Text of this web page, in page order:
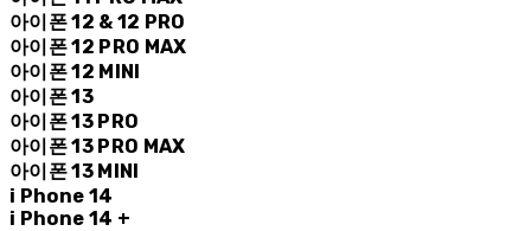
아이폰 12 & 12 PRO
아이폰 12 PRO MAX
아이폰 12 MINI
아이폰 13
아이폰 13 PRO
아이폰 13 PRO MAX
아이폰 13 MINI
i Phone 14
i Phone 14 +